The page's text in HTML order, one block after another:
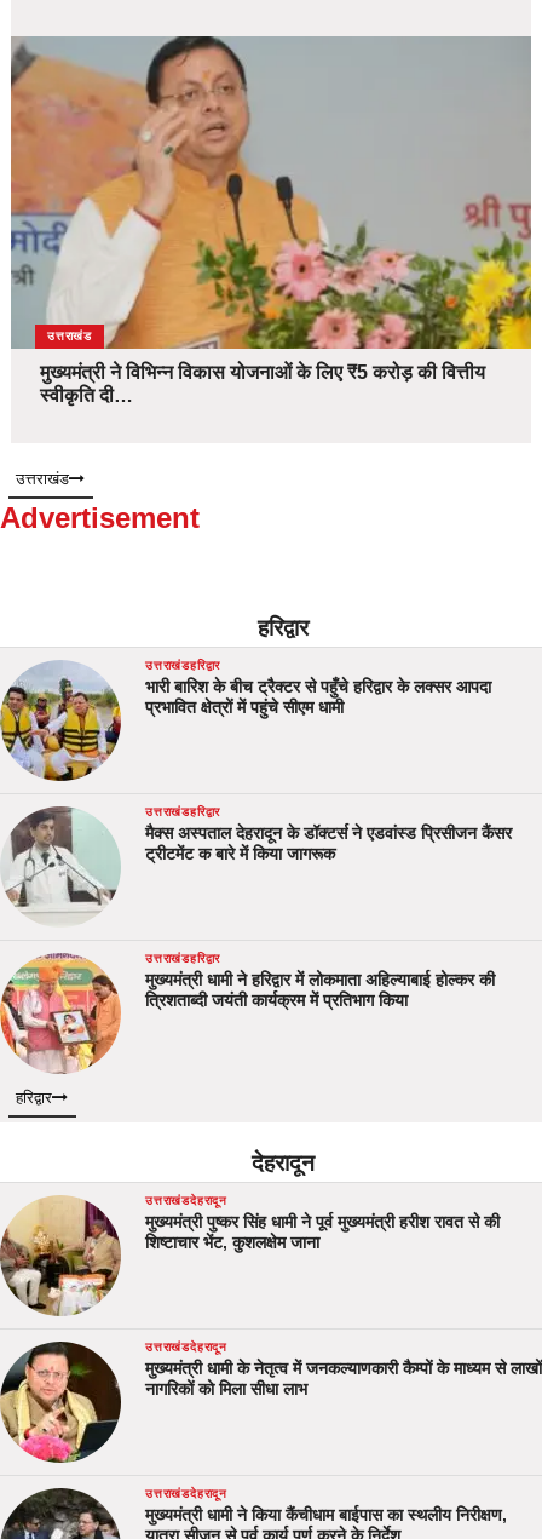
उत्तराखंड
मुख्यमंत्री ने विभिन्न विकास योजनाओं के लिए ₹5 करोड़ की वित्तीय
स्वीकृति दी…
उत्तराखंड
Advertisement
हरिद्वार
उत्तराखंडहरिद्वार
भारी बारिश के बीच ट्रैक्टर से पहुँचे हरिद्वार के लक्सर आपदा
प्रभावित क्षेत्रों में पहुंचे सीएम धामी
उत्तराखंडहरिद्वार
मैक्स अस्पताल देहरादून के डॉक्टर्स ने एडवांस्ड प्रिसीजन कैंसर
ट्रीटमेंट क बारे में किया जागरूक
उत्तराखंडहरिद्वार
मुख्यमंत्री धामी ने हरिद्वार में लोकमाता अहिल्याबाई होल्कर की
त्रिशताब्दी जयंती कार्यक्रम में प्रतिभाग किया
हरिद्वार
देहरादून
उत्तराखंडदेहरादून
मुख्यमंत्री पुष्कर सिंह धामी ने पूर्व मुख्यमंत्री हरीश रावत से की
शिष्टाचार भेंट, कुशलक्षेम जाना
उत्तराखंडदेहरादून
मुख्यमंत्री धामी के नेतृत्व में जनकल्याणकारी कैम्पों के माध्यम से लाखों
नागरिकों को मिला सीधा लाभ
उत्तराखंडदेहरादून
मुख्यमंत्री धामी ने किया कैंचीधाम बाईपास का स्थलीय निरीक्षण,